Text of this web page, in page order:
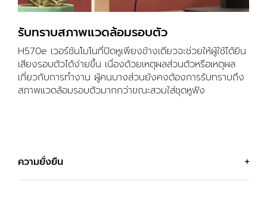
รับทราบสภาพแวดล้อมรอบตัว
H570e เวอร์ชันโมโนที่ปิดหูเพียงข้างเดียวจะช่วยให้ผู้ใช้ได้ยิน
เสียงรอบตัวได้ง่ายขึ้น เนื่องด้วยเหตุผลส่วนตัวหรือเหตุผล
เกี่ยวกับการทำงาน ผู้คนบางส่วนยังคงต้องการรับทราบถึง
สภาพแวดล้อมรอบตัวมากกว่าขณะสวมใส่ชุดหูฟัง
ความยั่งยืน